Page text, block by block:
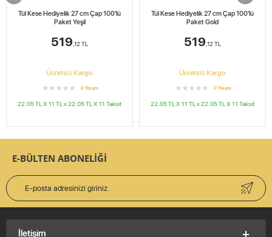
Tül Kese Hediyelik 27 cm Çap 100'lü
Paket Yeşil
519,12TL
Ücretsiz Kargo
0 Yorum
22.05 TL X 11 TL x 22.05 TL X 11 Taksit
Tül Kese Hediyelik 27 cm Çap 100'lü
Paket Gold
519,12TL
Ücretsiz Kargo
0 Yorum
22.05 TL X 11 TL x 22.05 TL X 11 Taksit
E-BÜLTEN ABONELİĞİ
İletişim